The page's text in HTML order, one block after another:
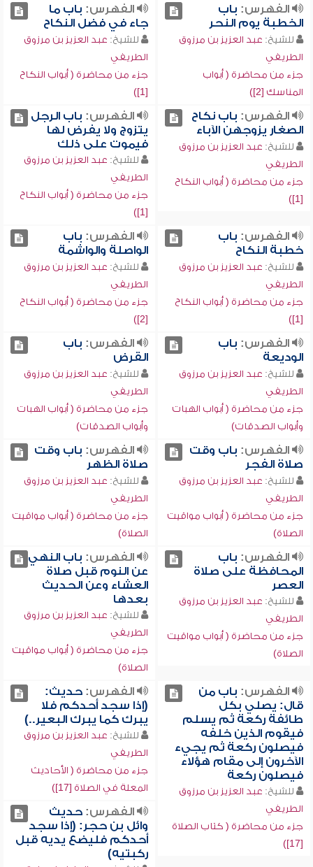
الفهرس: باب
الخطبة يوم النحر
للشيخ: عبد العزيز بن مرزوق
الطريفي
جزء من محاضرة ( أبواب
المناسك [2])
الفهرس: باب ما
جاء في فضل النكاح
للشيخ: عبد العزيز بن مرزوق
الطريفي
جزء من محاضرة ( أبواب النكاح
[1])
الفهرس: باب نكاح
الصغار يزوجهن الآباء
للشيخ: عبد العزيز بن مرزوق
الطريفي
جزء من محاضرة ( أبواب النكاح
[1])
الفهرس: باب الرجل
يتزوج ولا يفرض لها
فيموت على ذلك
للشيخ: عبد العزيز بن مرزوق
الطريفي
جزء من محاضرة ( أبواب النكاح
[1])
الفهرس: باب
خطبة النكاح
للشيخ: عبد العزيز بن مرزوق
الطريفي
جزء من محاضرة ( أبواب النكاح
[1])
الفهرس: باب
الواصلة والواشمة
للشيخ: عبد العزيز بن مرزوق
الطريفي
جزء من محاضرة ( أبواب النكاح
[2])
الفهرس: باب
الوديعة
للشيخ: عبد العزيز بن مرزوق
الطريفي
جزء من محاضرة ( أبواب الهبات
وأبواب الصدقات)
الفهرس: باب
القرض
للشيخ: عبد العزيز بن مرزوق
الطريفي
جزء من محاضرة ( أبواب الهبات
وأبواب الصدقات)
الفهرس: باب وقت
صلاة الفجر
للشيخ: عبد العزيز بن مرزوق
الطريفي
جزء من محاضرة ( أبواب مواقيت
الصلاة)
الفهرس: باب وقت
صلاة الظهر
للشيخ: عبد العزيز بن مرزوق
الطريفي
جزء من محاضرة ( أبواب مواقيت
الصلاة)
الفهرس: باب
المحافظة على صلاة
العصر
للشيخ: عبد العزيز بن مرزوق
الطريفي
جزء من محاضرة ( أبواب مواقيت
الصلاة)
الفهرس: باب النهي
عن النوم قبل صلاة
العشاء وعن الحديث
بعدها
للشيخ: عبد العزيز بن مرزوق
الطريفي
جزء من محاضرة ( أبواب مواقيت
الصلاة)
الفهرس: باب من
قال: يصلي بكل
طائفة ركعة ثم يسلم
فيقوم الذين خلفه
فيصلون ركعة ثم يجيء
الآخرون إلى مقام هؤلاء
فيصلون ركعة
للشيخ: عبد العزيز بن مرزوق
الطريفي
جزء من محاضرة ( كتاب الصلاة
[17])
الفهرس:حديث:
(إذا سجد أحدكم فلا
يبرك كما يبرك البعير..)
للشيخ: عبد العزيز بن مرزوق
الطريفي
جزء من محاضرة ( الأحاديث
المعلة في الصلاة [17])
الفهرس:حديث
وائل بن حجر: (إذا سجد
أحدكم فليضع يديه قبل
ركبتيه)